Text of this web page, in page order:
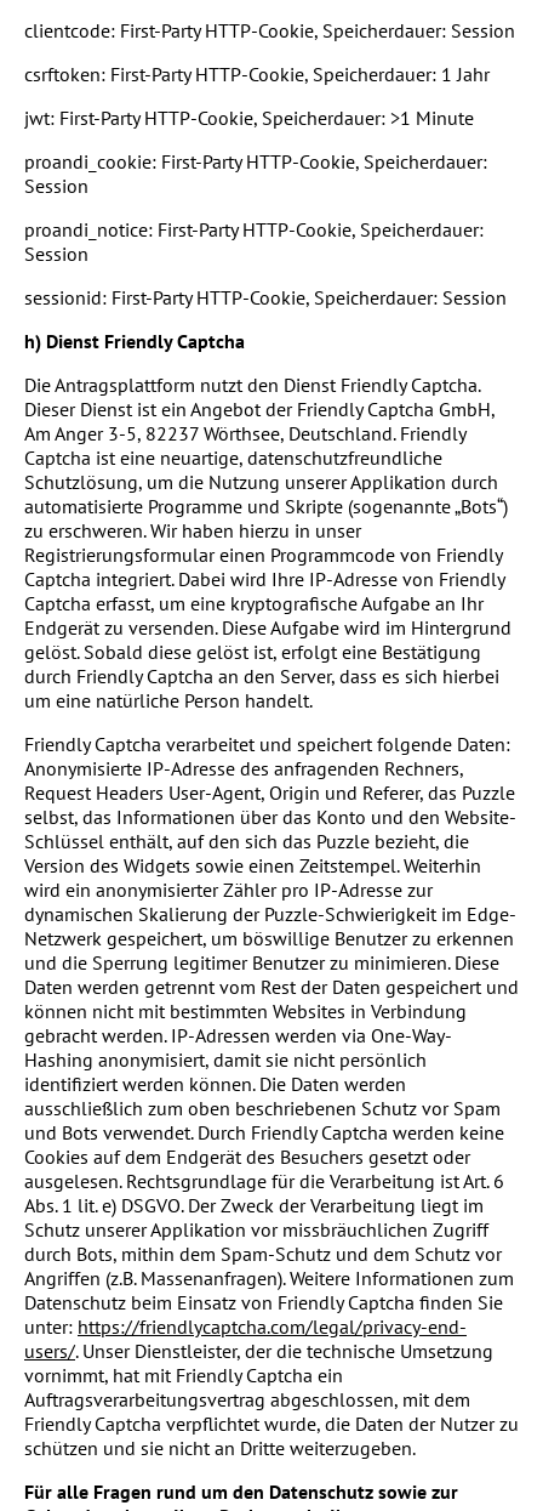
clientcode: First-Party HTTP-Cookie, Speicherdauer: Session
csrftoken: First-Party HTTP-Cookie, Speicherdauer: 1 Jahr
jwt: First-Party HTTP-Cookie, Speicherdauer: >1 Minute
proandi_cookie: First-Party HTTP-Cookie, Speicherdauer:
Session
proandi_notice: First-Party HTTP-Cookie, Speicherdauer:
Session
sessionid: First-Party HTTP-Cookie, Speicherdauer: Session
h) Dienst Friendly Captcha
Die Antragsplattform nutzt den Dienst Friendly Captcha.
Dieser Dienst ist ein Angebot der Friendly Captcha GmbH,
Am Anger 3-5, 82237 Wörthsee, Deutschland. Friendly
Captcha ist eine neuartige, datenschutzfreundliche
Schutzlösung, um die Nutzung unserer Applikation durch
automatisierte Programme und Skripte (sogenannte „Bots“)
zu erschweren. Wir haben hierzu in unser
Registrierungsformular einen Programmcode von Friendly
Captcha integriert. Dabei wird Ihre IP-Adresse von Friendly
Captcha erfasst, um eine kryptografische Aufgabe an Ihr
Endgerät zu versenden. Diese Aufgabe wird im Hintergrund
gelöst. Sobald diese gelöst ist, erfolgt eine Bestätigung
durch Friendly Captcha an den Server, dass es sich hierbei
um eine natürliche Person handelt.
Friendly Captcha verarbeitet und speichert folgende Daten:
Anonymisierte IP-Adresse des anfragenden Rechners,
Request Headers User-Agent, Origin und Referer, das Puzzle
selbst, das Informationen über das Konto und den Website-
Schlüssel enthält, auf den sich das Puzzle bezieht, die
Version des Widgets sowie einen Zeitstempel. Weiterhin
wird ein anonymisierter Zähler pro IP-Adresse zur
dynamischen Skalierung der Puzzle-Schwierigkeit im Edge-
Netzwerk gespeichert, um böswillige Benutzer zu erkennen
und die Sperrung legitimer Benutzer zu minimieren. Diese
Daten werden getrennt vom Rest der Daten gespeichert und
können nicht mit bestimmten Websites in Verbindung
gebracht werden. IP-Adressen werden via One-Way-
Hashing anonymisiert, damit sie nicht persönlich
identifiziert werden können. Die Daten werden
ausschließlich zum oben beschriebenen Schutz vor Spam
und Bots verwendet. Durch Friendly Captcha werden keine
Cookies auf dem Endgerät des Besuchers gesetzt oder
ausgelesen. Rechtsgrundlage für die Verarbeitung ist Art. 6
Abs. 1 lit. e) DSGVO. Der Zweck der Verarbeitung liegt im
Schutz unserer Applikation vor missbräuchlichen Zugriff
durch Bots, mithin dem Spam-Schutz und dem Schutz vor
Angriffen (z.B. Massenanfragen). Weitere Informationen zum
Datenschutz beim Einsatz von Friendly Captcha finden Sie
unter: https://friendlycaptcha.com/legal/privacy-end-
users/. Unser Dienstleister, der die technische Umsetzung
vornimmt, hat mit Friendly Captcha ein
Auftragsverarbeitungsvertrag abgeschlossen, mit dem
Friendly Captcha verpflichtet wurde, die Daten der Nutzer zu
schützen und sie nicht an Dritte weiterzugeben.
Für alle Fragen rund um den Datenschutz sowie zur